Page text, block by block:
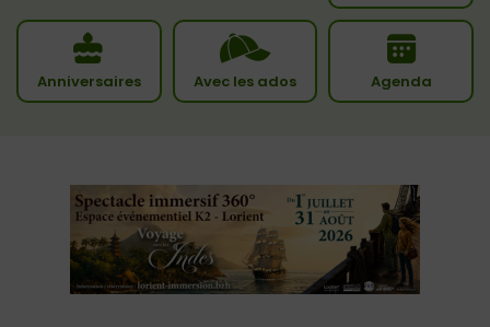
Anniversaires Avec les ados Agenda